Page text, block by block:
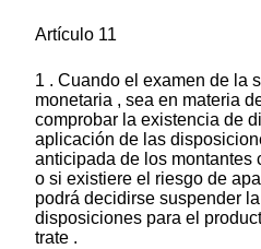
Artículo 11
1 . Cuando el examen de la
monetaria , sea en materia
comprobar la existencia de
aplicación de las
anticipada de los montantes
o si existiere el riesgo de
podrá decidirse suspender
disposiciones para el
trate .